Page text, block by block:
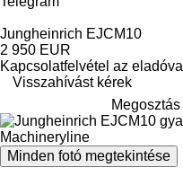
Jungheinrich EJCM10
2 950 EUR
Kapcsolatfelvétel az eladóval
Visszahívást kérek
Megosztás
Minden fotó megtekintése